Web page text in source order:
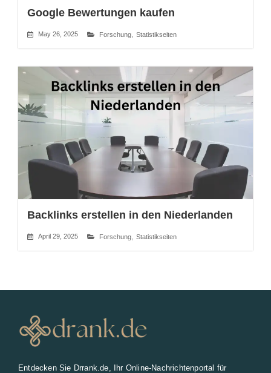
Google Bewertungen kaufen
May 26, 2025 Forschung Statistikseiten
Backlinks erstellen in den Niederlanden
April 29, 2025 Forschung Statistikseiten
Entdecken Sie Drrank.de, Ihr Online-Nachrichtenportal für